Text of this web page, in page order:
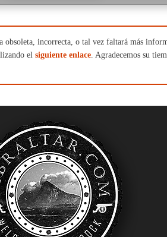
incorrecta, o tal vez faltará más
el siguiente enlace. Agradecemos su